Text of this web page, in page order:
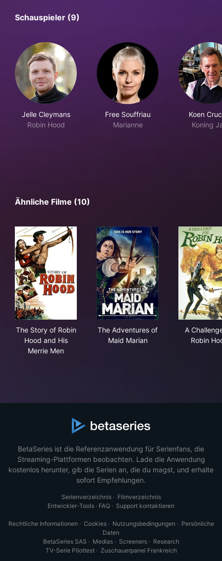
Schauspieler (9)
Jelle Cleymans
Robin Hood
Free Souffriau
Marianne
Koen
Koning
Ähnliche Filme (10)
The Story of Robin
Hood and His
Merrie Men
The Adventures of
Maid Marian
A
Robin
BetaSeries ist die Referenzanwendung für Serienfans, die
Streaming-Plattformen beobachten. Lade die Anwendung
kostenlos herunter, gib die Serien an, die du magst, und erhalte
sofort Empfehlungen.
Serienverzeichnis· Filmverzeichnis
Entwickler-Tools · FAQ · Support kontaktieren
Rechtliche Informationen · Cookies· Nutzungsbedingungen · Persönliche
Daten
BetaSeries SAS · Medias· Screeners· Research
TV-Serie Pilottest· Zuschauerpanel Frankreich